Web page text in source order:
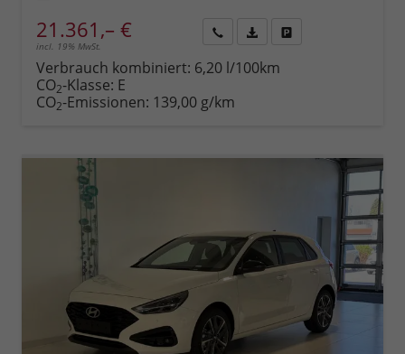
21.361,– €
incl. 19% MwSt.
anfordern
Datei,
Verbrauch kombiniert: 6,20 l/100km
CO2-Klasse: E
CO2-Emissionen: 139,00 g/km